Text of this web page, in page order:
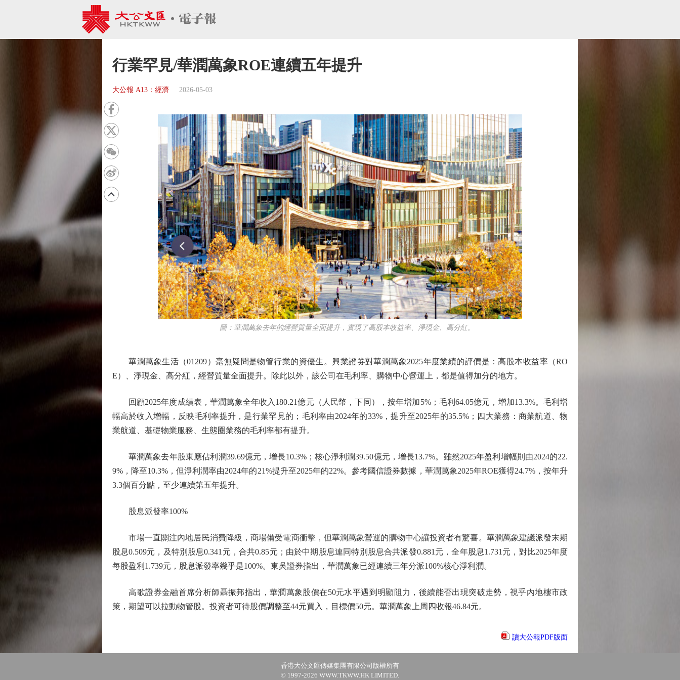
行業罕見/華潤萬象ROE連續五年提升
大公報 A13：經濟 2026-05-03
圖：華潤萬象去年的經營質量全面提升，實現了高股本收益率、淨現金、高分紅。
華潤萬象生活（01209）毫無疑問是物管行業的資優生。興業證券對華潤萬象2025年度業績的評價是：高股本收益率（RO
E）、淨現金、高分紅，經營質量全面提升。除此以外，該公司在毛利率、購物中心營運上，都是值得加分的地方。
回顧2025年度成績表，華潤萬象全年收入180.21億元（人民幣，下同），按年增加5%；毛利64.05億元，增加13.3%。毛利增
幅高於收入增幅，反映毛利率提升，是行業罕見的；毛利率由2024年的33%，提升至2025年的35.5%；四大業務：商業航道、物
業航道、基礎物業服務、生態圈業務的毛利率都有提升。
華潤萬象去年股東應佔利潤39.69億元，增長10.3%；核心淨利潤39.50億元，增長13.7%。雖然2025年盈利增幅則由2024的22.
9%，降至10.3%，但淨利潤率由2024年的21%提升至2025年的22%。參考國信證券數據，華潤萬象2025年ROE獲得24.7%，按年升
3.3個百分點，至少連續第五年提升。
股息派發率100%
市場一直關注內地居民消費降級，商場備受電商衝擊，但華潤萬象營運的購物中心讓投資者有驚喜。華潤萬象建議派發末期
股息0.509元，及特別股息0.341元，合共0.85元；由於中期股息連同特別股息合共派發0.881元，全年股息1.731元，對比2025年度
每股盈利1.739元，股息派發率幾乎是100%。東吳證券指出，華潤萬象已經連續三年分派100%核心淨利潤。
高歌證券金融首席分析師聶振邦指出，華潤萬象股價在50元水平遇到明顯阻力，後續能否出現突破走勢，視乎內地樓市政
策，期望可以拉動物管股。投資者可待股價調整至44元買入，目標價50元。華潤萬象上周四收報46.84元。
讀大公報PDF版面
香港大公文匯傳媒集團有限公司版權所有
© 1997-2026 WWW.TKWW.HK LIMITED.